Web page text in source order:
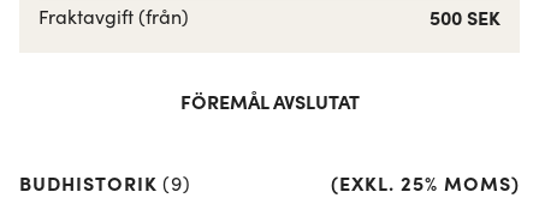
Fraktavgift (från) 500 SEK
FÖREMÅL AVSLUTAT
BUDHISTORIK (9) (EXKL. 25% MOMS)